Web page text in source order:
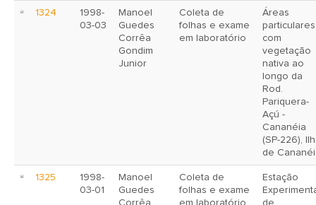
1324
1998-
03-03
Manoel
Guedes
Corrêa
Gondim
Junior
Coleta de
folhas e exame
em laboratório
Áreas
particulares
com
vegetação
nativa ao
longo da
Rod.
Pariquera-
Açú -
Cananéia
(SP-226),
de
1325
1998-
03-01
Manoel
Guedes
Corrêa
Coleta de
folhas e exame
em laboratório
Estação
de